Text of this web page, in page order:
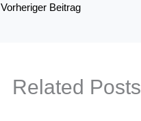
Vorheriger Beitrag
Related Posts